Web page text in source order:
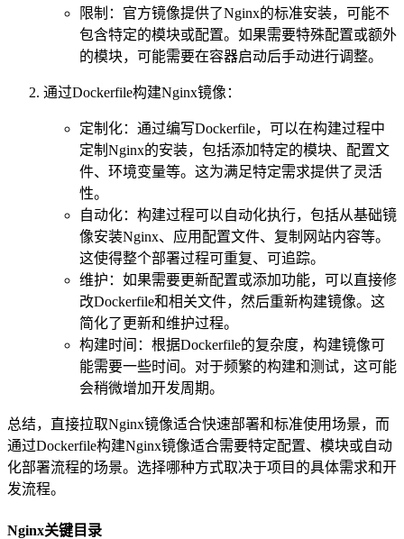
限制：官方镜像提供了Nginx的标准安装，可能不
包含特定的模块或配置。如果需要特殊配置或额外
的模块，可能需要在容器启动后手动进行调整。
通过Dockerfile构建Nginx镜像：
定制化：通过编写Dockerfile，可以在构建过程中
定制Nginx的安装，包括添加特定的模块、配置文
件、环境变量等。这为满足特定需求提供了灵活
性。
自动化：构建过程可以自动化执行，包括从基础镜
像安装Nginx、应用配置文件、复制网站内容等。
这使得整个部署过程可重复、可追踪。
维护：如果需要更新配置或添加功能，可以直接修
改Dockerfile和相关文件，然后重新构建镜像。这
简化了更新和维护过程。
构建时间：根据Dockerfile的复杂度，构建镜像可
能需要一些时间。对于频繁的构建和测试，这可能
会稍微增加开发周期。
总结，直接拉取Nginx镜像适合快速部署和标准使用场景，而
通过Dockerfile构建Nginx镜像适合需要特定配置、模块或自动
化部署流程的场景。选择哪种方式取决于项目的具体需求和开
发流程。
Nginx关键目录